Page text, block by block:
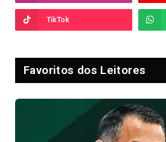
TikTok
Favoritos dos Leitores